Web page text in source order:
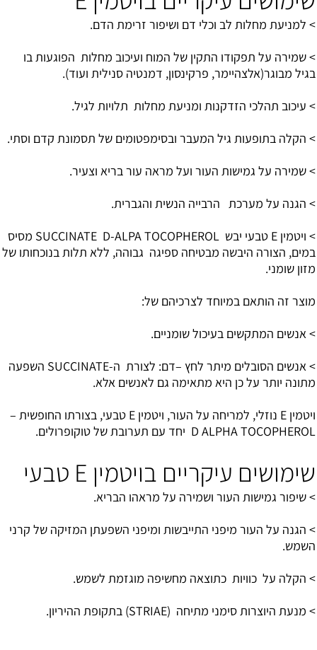
> למניעת מחלות לב וכלי דם ושיפור זרימת הדם.
> שמירה על תפקודו התקין של המוח ועיכוב מחלות הפוגעות בו
בגיל מבוגר(אלצהיימר, פרקינסון, דמנטיה סנילית ועוד).
> עיכוב תהלכי הזדקנות ומניעת מחלות תלויות לגיל.
> הקלה בתופעות גיל המעבר ובסימפטומים של תסמונת קדם וסתי.
> שמירה על גמישות העור ועל מראה עור בריא וצעיר.
> הגנה על מערכת הרבייה הנשית והגברית.
> ויטמין E טבעי יבש SUCCINATE D-ALPA TOCOPHEROL מסיס
במים, הצורה היבשה מבטיחה ספיגה גבוהה, ללא תלות בנוכחותו של
מזון שומני.
מוצר זה הותאם במיוחד לצרכיהם של:
> אנשים המתקשים בעיכול שומניים.
> אנשים הסובלים מיתר לחץ –דם: לצורת ה-SUCCINATE השפעה
מתונה יותר על כן היא מתאימה גם לאנשים אלא.
ויטמין E נוזלי, למריחה על העור, ויטמין E טבעי, בצורתו החופשית –
D ALPHA TOCOPHEROL יחד עם תערובת של טוקופרולים.
שימושים עיקריים בויטמין E טבעי
> שיפור גמישות העור ושמירה על מראהו הבריא.
> הגנה על העור מיפני התייבשות ומיפני השפעתן המזיקה של קרני
השמש.
> הקלה על כוויות כתוצאה מחשיפה מוגזמת לשמש.
> מנעת היוצרות סימני מתיחה (STRIAE) בתקופת ההיריון.